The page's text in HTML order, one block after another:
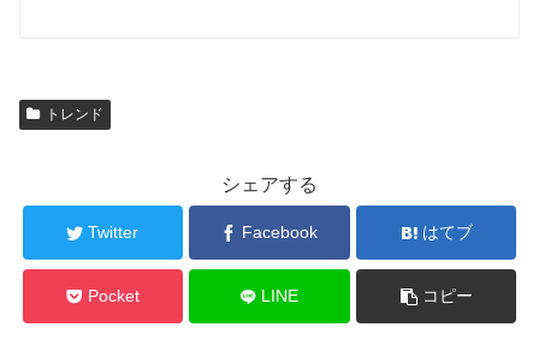
トレンド
シェアする
Twitter Facebook はてブ
Pocket LINE コピー